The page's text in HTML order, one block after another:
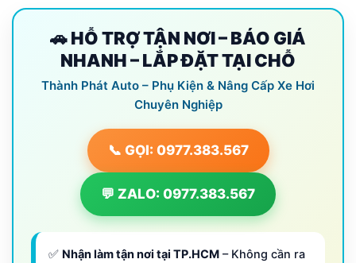
🚗 HỖ TRỢ TẬN NƠI – BÁO GIÁ
NHANH – LẮP ĐẶT TẠI CHỖ
Thành Phát Auto – Phụ Kiện & Nâng Cấp Xe Hơi
Chuyên Nghiệp
📞 GỌI: 0977.383.567
💬 ZALO: 0977.383.567
✅ Nhận làm tận nơi tại TP.HCM – Không cần ra